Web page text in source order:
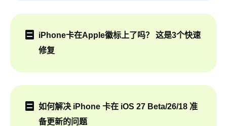
iPhone卡在Apple徽标上了吗？ 这是3个快速
修复
如何解决 iPhone 卡在 iOS 27 Beta/26/18 准
备更新的问题